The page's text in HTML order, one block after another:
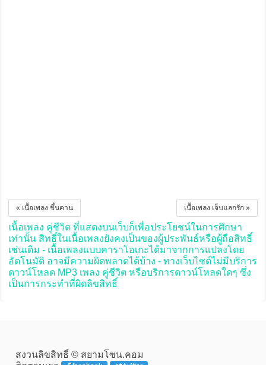
เนื้อเพลง เจ็บแลกรัก »
« เนื้อเพลง ขึ้นคาน
เนื้อเพลง คู่ชีวิต ที่แสดงบนเว็บก็เพื่อประโยชน์ในการศึกษา
เท่านั้น สิทธิ์ในเนื้อเพลงยังคงเป็นของผู้ประพันธ์หรือผู้ถือสิทธิ์
เช่นเดิม - เนื้อเพลงแบบคาราโอเกะได้มาจากการแปลงโดย
อัตโนมัติ อาจมีความผิดพลาดได้บ้าง - ทางเว็บไซต์ไม่มีบริการ
ดาวน์โหลด MP3 เพลง คู่ชีวิต หรือบริการดาวน์โหลดใดๆ ซึ่ง
เป็นการกระทำที่ผิดลิขสิทธิ์
สงวนลิขสิทธิ์ © สยามโซน.คอม